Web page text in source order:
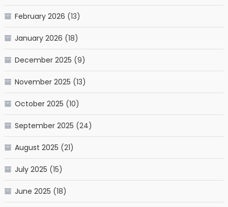
February 2026 (13)
January 2026 (18)
December 2025 (9)
November 2025 (13)
October 2025 (10)
September 2025 (24)
August 2025 (21)
July 2025 (15)
June 2025 (18)